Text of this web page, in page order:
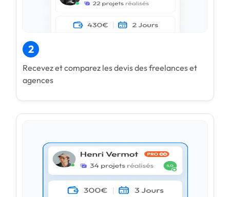
2
Recevez et comparez les devis des freelances et
agences